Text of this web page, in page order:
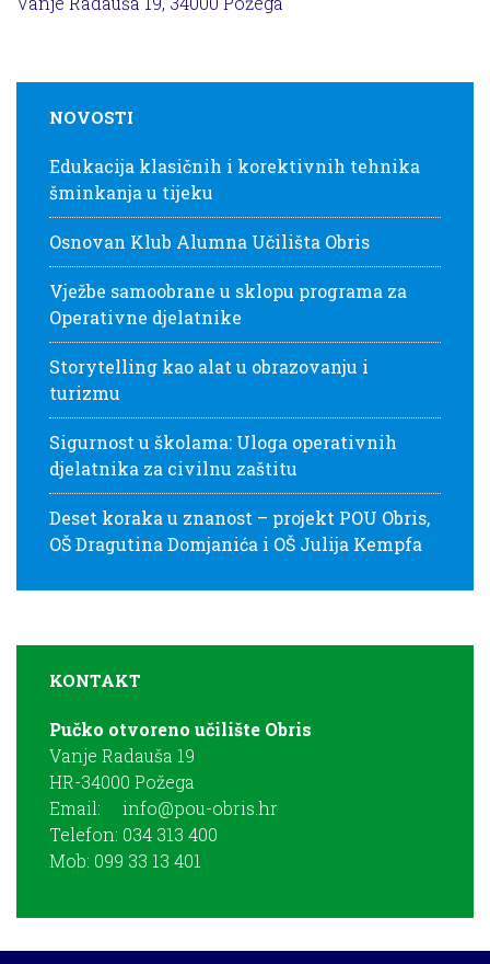
NOVOSTI
Edukacija klasičnih i korektivnih tehnika
šminkanja u tijeku
Osnovan Klub Alumna Učilišta Obris
Vježbe samoobrane u sklopu programa za
Operativne djelatnike
Storytelling kao alat u obrazovanju i
turizmu
Sigurnost u školama: Uloga operativnih
djelatnika za civilnu zaštitu
Deset koraka u znanost – projekt POU Obris,
OŠ Dragutina Domjanića i OŠ Julija Kempfa
KONTAKT
Pučko otvoreno učilište Obris
Vanje Radauša 19
HR-34000 Požega
Email: info@pou-obris.hr
Telefon: 034 313 400
Mob: 099 33 13 401